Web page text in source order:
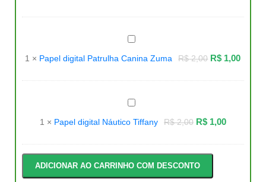
Papel
digital
Canina
1 × Papel digital Patrulha Canina Zuma R$2,00 R$ 1,00
Papel
digital
Tiffany
1 × Papel digital Náutico Tiffany R$2,00 R$1,00
ADICIONAR AO CARRINHO COM DESCONTO